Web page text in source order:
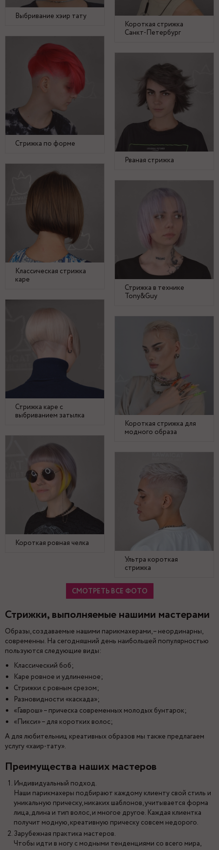
Выбривание хэир тату
Короткая стрижка
Санкт-Петербург
Стрижка по форме
Рваная стрижка
Классическая стрижка
каре
Стрижка в технике
Tony&Guy
Стрижка каре с
выбриванием затылка
Короткая стрижка для
модного образа
Короткая ровная челка
Ультра короткая
стрижка
СМОТРЕТЬ ВСЕ ФОТО
Стрижки, выполняемые нашими мастерами
Образы, создаваемые нашими парикмахерами, – неординарны,
современны. На сегодняшний день наибольшей популярностью
пользуются следующие виды:
Классический боб;
Каре ровное и удлиненное;
Стрижки с ровным срезом;
Разновидности «каскада»;
«Гаврош» – прическа современных молодых бунтарок;
«Пикси» – для коротких волос;
А для любительниц креативных образов мы также предлагаем
услугу «хаир-тату».
Преимущества наших мастеров
Индивидуальный подход.
Наши парикмахеры подбирают каждому клиенту свой стиль и
уникальную прическу, никаких шаблонов, учитывается форма
лица, длина и тип волос, и многое другое. Каждая клиентка
получит модную, креативную прическу совсем недорого.
Зарубежная практика мастеров.
Чтобы идти в ногу с модными тенденциями со всего мира,